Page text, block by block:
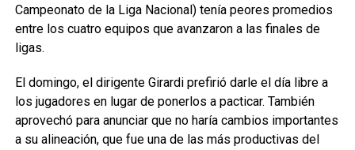
Campeonato de la Liga Nacional) tenía peores promedios
entre los cuatro equipos que avanzaron a las finales de
ligas.
El domingo, el dirigente Girardi prefirió darle el día libre a
los jugadores en lugar de ponerlos a pacticar. También
aprovechó para anunciar que no haría cambios importantes
a su alineación, que fue una de las más productivas del